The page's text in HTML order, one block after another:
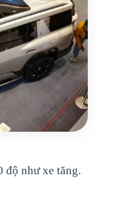
độ như xe tăng.